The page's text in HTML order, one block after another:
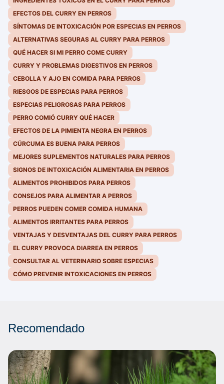
EFECTOS DEL CURRY EN PERROS
SÍNTOMAS DE INTOXICACIÓN POR ESPECIAS EN PERROS
ALTERNATIVAS SEGURAS AL CURRY PARA PERROS
QUÉ HACER SI MI PERRO COME CURRY
CURRY Y PROBLEMAS DIGESTIVOS EN PERROS
CEBOLLA Y AJO EN COMIDA PARA PERROS
RIESGOS DE ESPECIAS PARA PERROS
ESPECIAS PELIGROSAS PARA PERROS
PERRO COMIÓ CURRY QUÉ HACER
EFECTOS DE LA PIMIENTA NEGRA EN PERROS
CÚRCUMA ES BUENA PARA PERROS
MEJORES SUPLEMENTOS NATURALES PARA PERROS
SIGNOS DE INTOXICACIÓN ALIMENTARIA EN PERROS
ALIMENTOS PROHIBIDOS PARA PERROS
CONSEJOS PARA ALIMENTAR A PERROS
PERROS PUEDEN COMER COMIDA HUMANA
ALIMENTOS IRRITANTES PARA PERROS
VENTAJAS Y DESVENTAJAS DEL CURRY PARA PERROS
EL CURRY PROVOCA DIARREA EN PERROS
CONSULTAR AL VETERINARIO SOBRE ESPECIAS
CÓMO PREVENIR INTOXICACIONES EN PERROS
Recomendado